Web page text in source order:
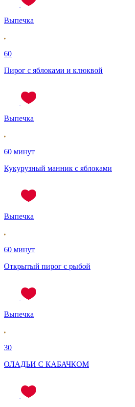
Выпечка
60
Пирог с яблоками и клюквой
Выпечка
60 минут
Кукурузный манник с яблоками
Выпечка
60 минут
Открытый пирог с рыбой
Выпечка
30
ОЛАДЬИ С КАБАЧКОМ